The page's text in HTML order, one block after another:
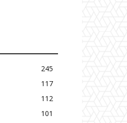
245
117
112
101